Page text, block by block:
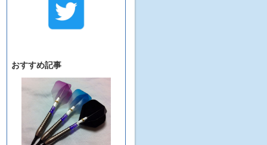
おすすめ記事